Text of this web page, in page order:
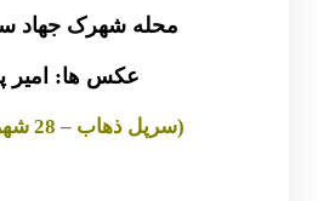
محله شهرک جهاد
عکس ها: امیر
(سرپل ذهاب – 28 شهريور 1397)